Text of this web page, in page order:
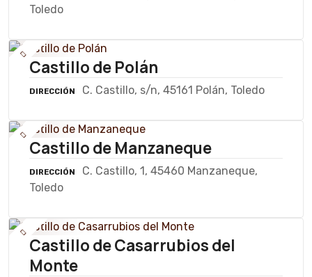
Toledo
Castillo de Polán
DIRECCIÓN C. Castillo, s/n, 45161 Polán, Toledo
Castillo de Manzaneque
DIRECCIÓN
C. Castillo, 1, 45460 Manzaneque,
Toledo
Castillo de Casarrubios del
Monte